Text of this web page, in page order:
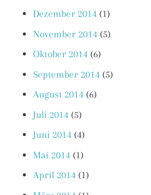
Dezember 2014 (1)
November 2014 (5)
Oktober 2014 (6)
September 2014 (5)
August 2014 (6)
Juli 2014 (5)
Juni 2014 (4)
Mai 2014 (1)
April 2014 (1)